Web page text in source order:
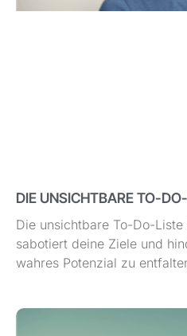
DIE UNSICHTBARE TO-
Die unsichtbare To-Do-
sabotiert deine Ziele und
wahres Potenzial zu